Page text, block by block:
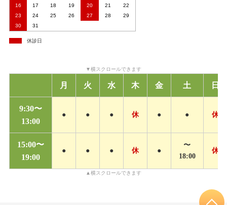
16
17 18 19 20 21
22
23
24 25 26 27 28
29
30
31
休診日
月 火 水 木 金 土 日
9:30〜
13:00
● ● ● 休 ● ● 休
15:00〜
19:00
● ● ● 休 ●
〜
18:00
休